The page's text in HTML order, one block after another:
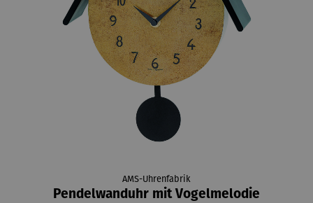
AMS-Uhrenfabrik
Pendelwanduhr mit Vogelmelodie